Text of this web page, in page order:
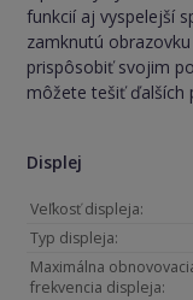
Displej
Veľkosť displeja:
Typ displeja:
Maximálna
frekvencia displeja:
funkcií aj vyspelejší
zamknutú
prispôsobiť svojim
môžete tešiť ďalších